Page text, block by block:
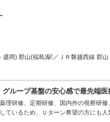
盛岡) 郡山(福島)駅／ＪＲ磐越西線 郡山
ループ基盤の安心感で最先端医
理研修、定期研修、国内外の視察研
ているため、Ｕターン希望の方にも人